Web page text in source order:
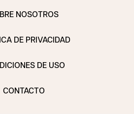
NOSOTROS
DE PRIVACIDAD
DE USO
CONTACTO